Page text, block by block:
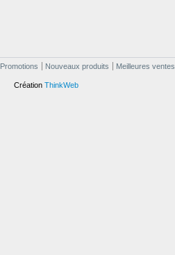
Promotions Nouveaux produits Meilleures ventes
Création ThinkWeb